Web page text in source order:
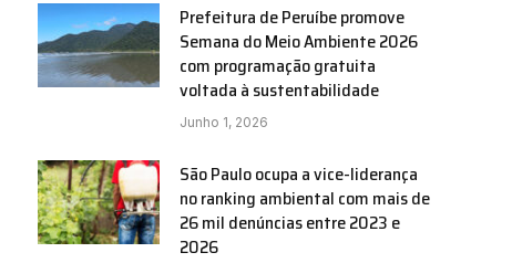
Prefeitura de Peruíbe promove
Semana do Meio Ambiente 2026
com programação gratuita
voltada à sustentabilidade
Junho 1, 2026
São Paulo ocupa a vice-liderança
no ranking ambiental com mais de
26 mil denúncias entre 2023 e
2026